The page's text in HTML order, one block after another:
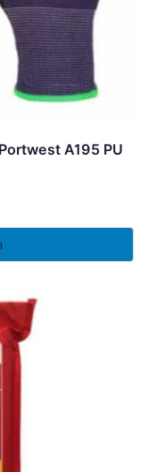
A195 PU